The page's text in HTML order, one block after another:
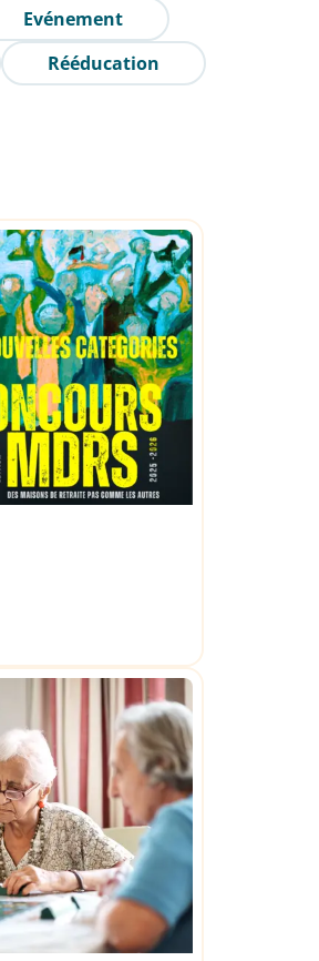
Evénement
Rééducation